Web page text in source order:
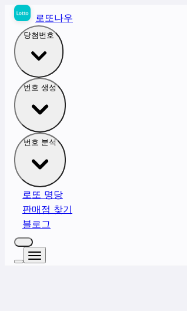
로또나우
당첨번호
번호 생성
번호 분석
로또 명당
판매점 찾기
블로그